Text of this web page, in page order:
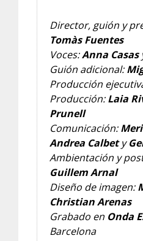
Director, guión y
Tomàs Fuentes
Voces:Anna Casas
Guión adicional:
Producción
Producción:Laia
Prunell
Comunicación:
Andrea Calbety
Ambientación y
Guillem Arnal
Diseño de imagen:
Christian Arenas
Grabado en Onda
Barcelona